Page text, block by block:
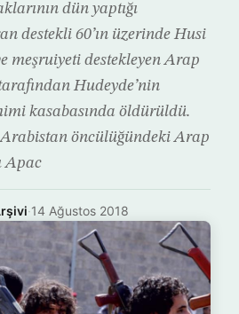
dün yaptığı
destekli 60’ın üzerinde Husi
meşruiyeti destekleyen Arap
Hudeyde’nin
kasabasında öldürüldü.
öncülüğündeki Arap
Apac
·14 Ağustos 2018